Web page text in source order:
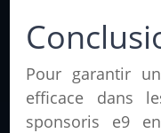
Pour garantir
efficace dans
sponsoris e9